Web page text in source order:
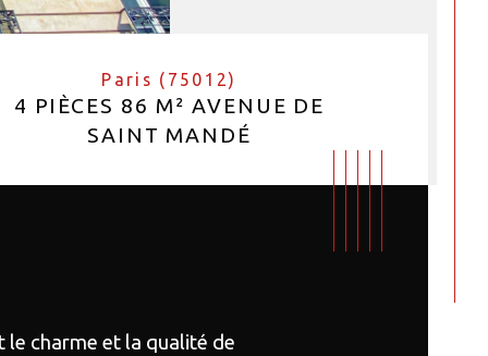
Paris (75012)
4 PIÈCES 86 M² AVENUE DE
SAINT MANDÉ
le charme et la qualité de